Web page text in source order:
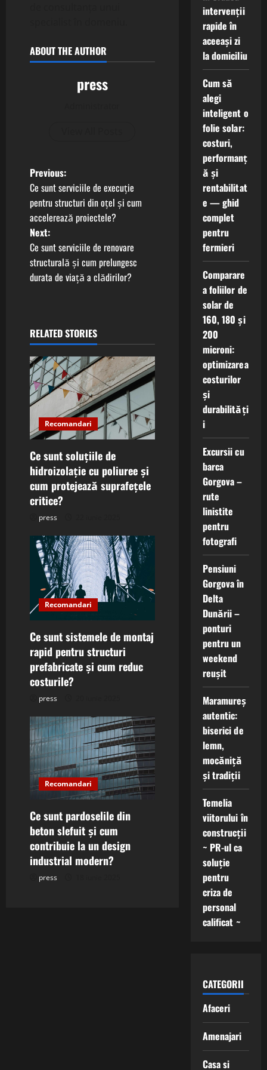
ABOUT THE AUTHOR
press
P
o
s
t
n
v
i
g
a
t
i
o
n
Previous:
Ce sunt serviciile de execuție
pentru structuri din oțel și cum
accelerează proiectele?
Next:
Ce sunt serviciile de renovare
structurală și cum prelungesc
durata de viață a clădirilor?
RELATED STORIES
Recomandari
Ce sunt soluțiile de
hidroizolație cu poliuree și
cum protejează suprafețele
critice?
press
Recomandari
Ce sunt sistemele de montaj
rapid pentru structuri
prefabricate și cum reduc
costurile?
press
Recomandari
Ce sunt pardoselile din
beton slefuit și cum
contribuie la un design
industrial modern?
press
intervenții
rapide în
aceeași zi
la domiciliu
Cum să
alegi
inteligent o
folie solar:
costuri,
performanț
ă și
rentabilitat
e — ghid
complet
pentru
fermieri
Comparare
a foliilor de
solar de
160, 180 și
200
microni:
optimizarea
costurilor
și
durabilități
i
Excursii cu
barca
Gorgova –
rute
linistite
pentru
fotografi
Pensiuni
Gorgova în
Delta
Dunării –
ponturi
pentru un
weekend
reușit
Maramureș
autentic:
biserici de
lemn,
mocăniță
și tradiții
Temelia
viitorului în
construcții
~ PR-ul ca
soluție
pentru
criza de
personal
calificat ~
CATEGORII
Afaceri
Amenajari
Casa si